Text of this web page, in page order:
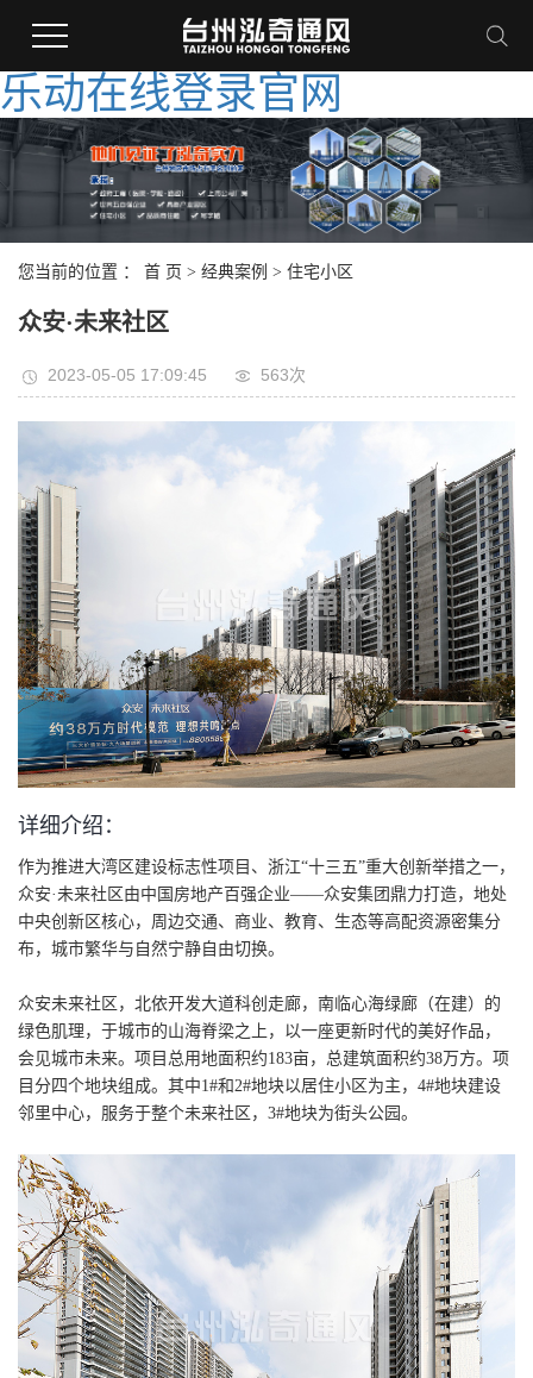
乐动在线登录官网
您当前的位置 ： 首 页 > 经典案例 > 住宅小区
众安·未来社区
2023-05-05 17:09:45 563次
详细介绍：
作为推进大湾区建设标志性项目、浙江“十三五”重大创新举措之一，
众安·未来社区由中国房地产百强企业——众安集团鼎力打造，地处
中央创新区核心，周边交通、商业、教育、生态等高配资源密集分
布，城市繁华与自然宁静自由切换。
众安未来社区，北依开发大道科创走廊，南临心海绿廊（在建）的
绿色肌理，于城市的山海脊梁之上，以一座更新时代的美好作品，
会见城市未来。项目总用地面积约183亩，总建筑面积约38万方。项
目分四个地块组成。其中1#和2#地块以居住小区为主，4#地块建设
邻里中心，服务于整个未来社区，3#地块为街头公园。